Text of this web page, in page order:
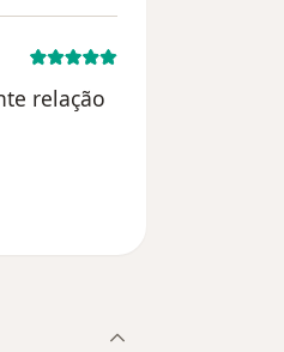
relação